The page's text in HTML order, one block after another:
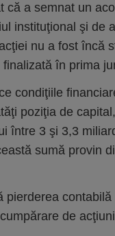
că a semnat un
instituţional şi de
nu a fost încă
în prima
condiţiile
poziţia de
între 3 şi 3,3
sumă provin
pierderea
de